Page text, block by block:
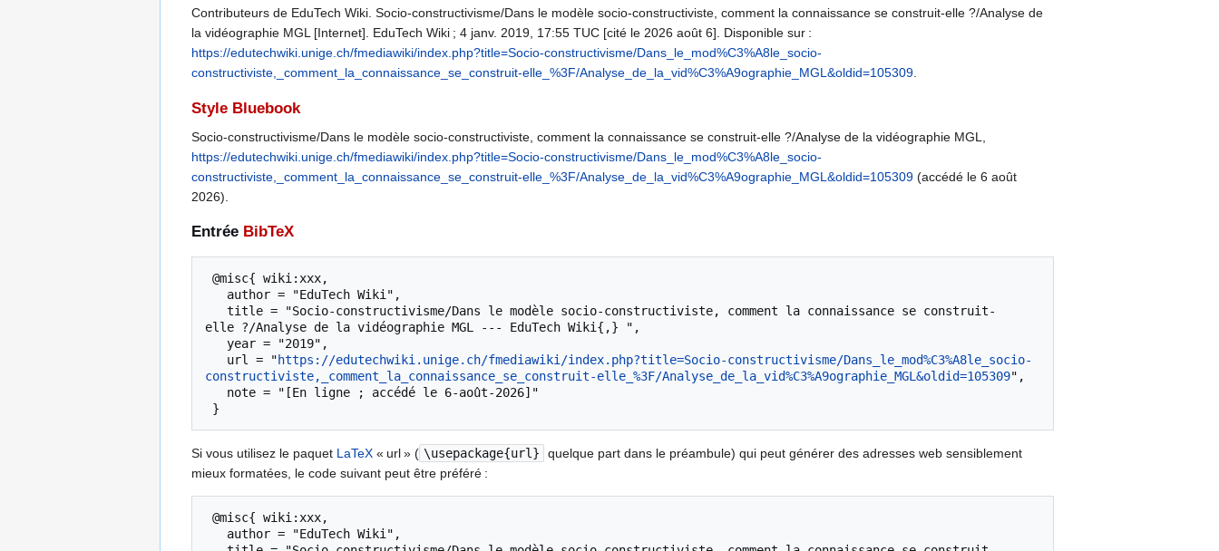
Contributeurs de EduTech Wiki. Socio-constructivisme/Dans le modèle socio-constructiviste, comment la connaissance se construit-elle ?/Analyse de
la vidéographie MGL [Internet]. EduTech Wiki ; 4 janv. 2019, 17:55 TUC [cité le 2026 août 6]. Disponible sur :
https://edutechwiki.unige.ch/fmediawiki/index.php?title=Socio-constructivisme/Dans_le_mod%C3%A8le_socio-
constructiviste,_comment_la_connaissance_se_construit-elle_%3F/Analyse_de_la_vid%C3%A9ographie_MGL&oldid=105309
Style Bluebook
Socio-constructivisme/Dans le modèle socio-constructiviste, comment la connaissance se construit-elle ?/Analyse de la vidéographie MGL,
https://edutechwiki.unige.ch/fmediawiki/index.php?title=Socio-constructivisme/Dans_le_mod%C3%A8le_socio-
constructiviste,_comment_la_connaissance_se_construit-elle_%3F/Analyse_de_la_vid%C3%A9ographie_MGL&oldid=105309 (accédé le 6 août
2026).
Entrée BibTeX
elle ?/Analyse de la vidéographie MGL --- EduTech Wiki{,} ",
   url = "
https://edutechwiki.unige.ch/fmediawiki/index.php?title=Socio-constructivisme/Dans_le_mod%C3%A8le_socio-
constructiviste,_comment_la_connaissance_se_construit-elle_%3F/Analyse_de_la_vid%C3%A9ographie_MGL&oldid=105309",
Si vous utilisez le paquet LaTeX « url » ( \usepackage{url}
quelque part dans le préambule) qui peut générer des adresses web sensiblement
mieux formatées, le code suivant peut être préféré :